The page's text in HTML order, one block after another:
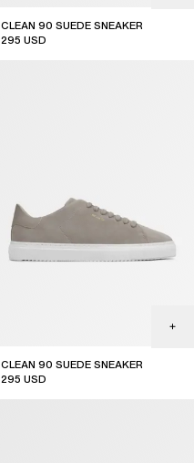
CLEAN 90 SUEDE SNEAKER
295 USD
CLEAN 90 SUEDE SNEAKER
295 USD